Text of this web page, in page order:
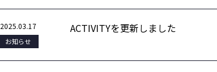
2025.03.17
お知らせ
ACTIVITYを更新しました